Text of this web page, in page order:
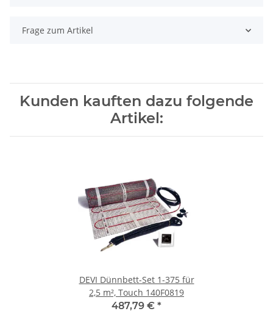
Frage zum Artikel
Kunden kauften dazu folgende
Artikel:
DEVI Dünnbett-Set 1-375 für
2,5 m², Touch 140F0819
487,79 € *